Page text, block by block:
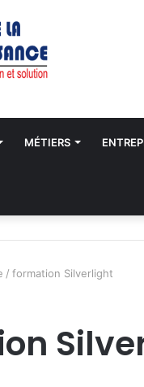
MÉTIERS
/ formation Silverlight